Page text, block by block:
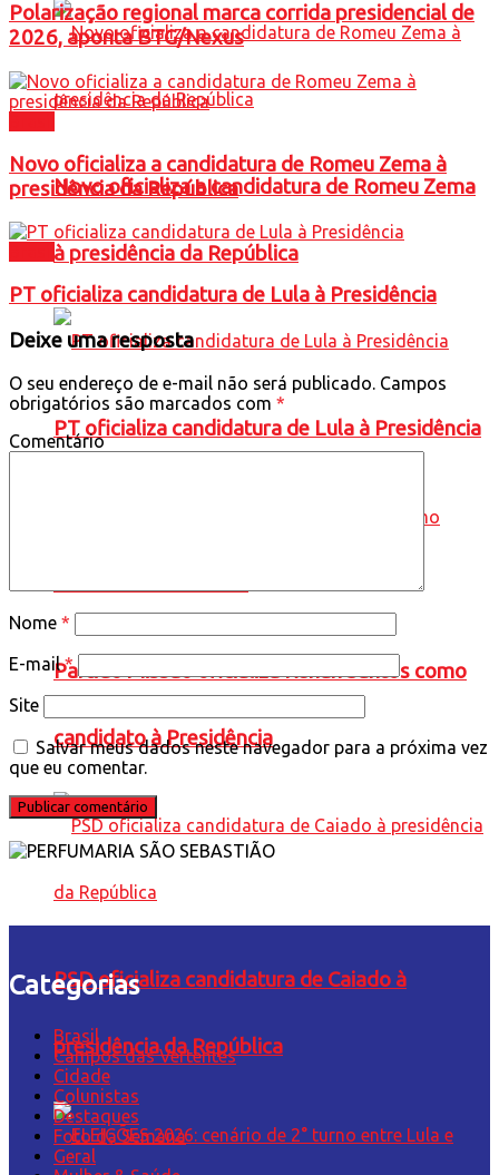
Novo oficializa a candidatura de Romeu Zema
à presidência da República
PT oficializa candidatura de Lula à Presidência
Partido Missão oficializa Renan Santos como
candidato à Presidência
PSD oficializa candidatura de Caiado à
presidência da República
Polarização regional marca corrida presidencial de
2026, aponta BTG/Nexus
Novo oficializa a candidatura de Romeu Zema à
presidência da República
PT oficializa candidatura de Lula à Presidência
Deixe uma resposta
O seu endereço de e-mail não será publicado. Campos
obrigatórios são marcados com *
Comentário
Nome *
E-mail*
Site
Salvar meus dados neste navegador para a próxima vez
que eu comentar.
Categorias
Brasil
Campos das Vertentes
Cidade
Colunistas
Destaques
Foto da Semana
Geral